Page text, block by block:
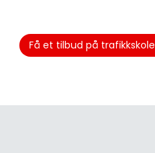
Få et tilbud på